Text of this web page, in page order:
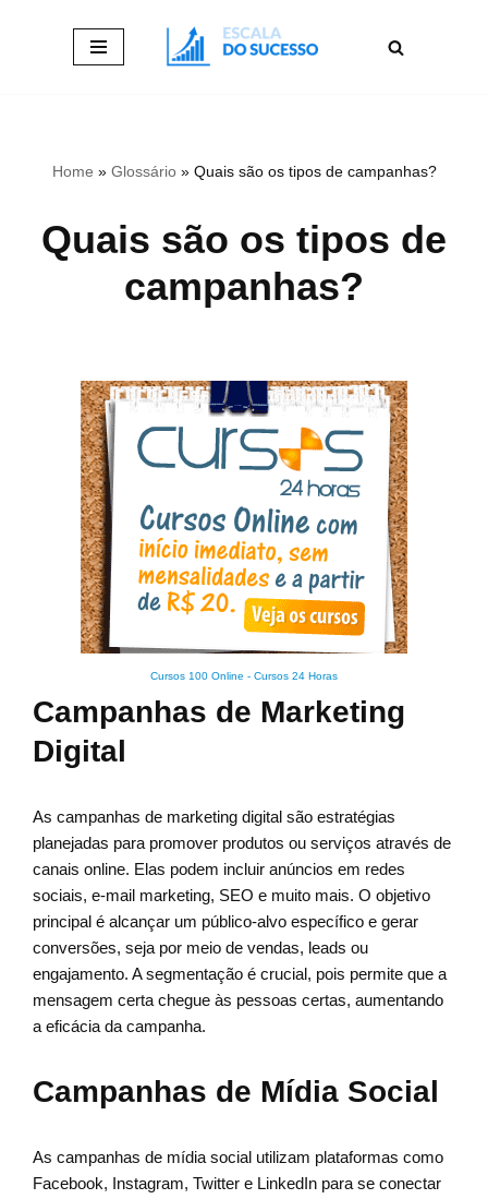
Home » Glossário» Quais são os tipos de campanhas?
Quais são os tipos de
campanhas?
Cursos 100 Online - Cursos 24 Horas
Campanhas de Marketing
Digital
As campanhas de marketing digital são estratégias
planejadas para promover produtos ou serviços através de
canais online. Elas podem incluir anúncios em redes
sociais, e-mail marketing, SEO e muito mais. O objetivo
principal é alcançar um público-alvo específico e gerar
conversões, seja por meio de vendas, leads ou
engajamento. A segmentação é crucial, pois permite que a
mensagem certa chegue às pessoas certas, aumentando
a eficácia da campanha.
Campanhas de Mídia Social
As campanhas de mídia social utilizam plataformas como
Facebook, Instagram, Twitter e LinkedIn para se conectar